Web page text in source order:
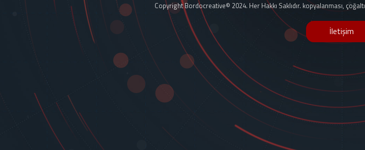
Copyright Bordocreative© 2024. Her Hakkı Saklıdır. kopyalanması,
İletişim